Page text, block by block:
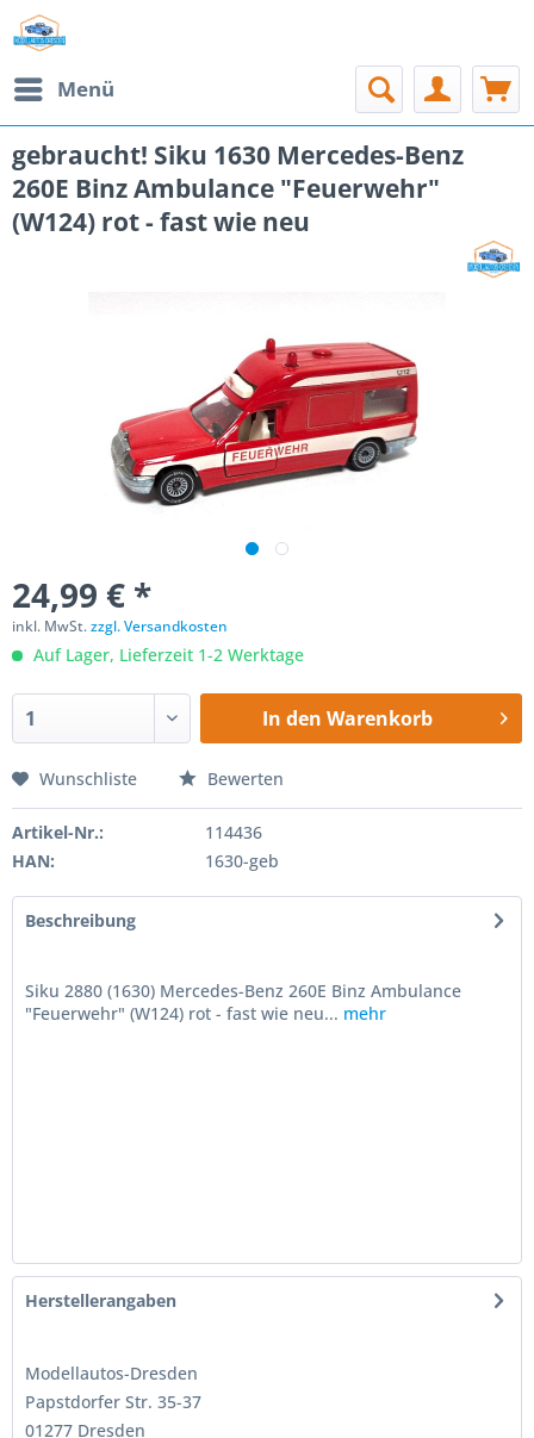
Menü
gebraucht! Siku 1630 Mercedes-Benz
260E Binz Ambulance "Feuerwehr"
(W124) rot - fast wie neu
24,99 € *
inkl. MwSt.zzgl. Versandkosten
Auf Lager, Lieferzeit 1-2 Werktage
In den Warenkorb
Wunschliste Bewerten
Artikel-Nr.:
114436
HAN:
1630-geb
Beschreibung
Siku 2880 (1630) Mercedes-Benz 260E Binz Ambulance
"Feuerwehr" (W124) rot - fast wie neu... mehr
Herstellerangaben
Modellautos-Dresden
Papstdorfer Str. 35-37
01277 Dresden